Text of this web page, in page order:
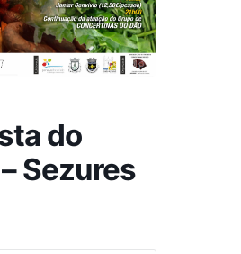
do
Sezures